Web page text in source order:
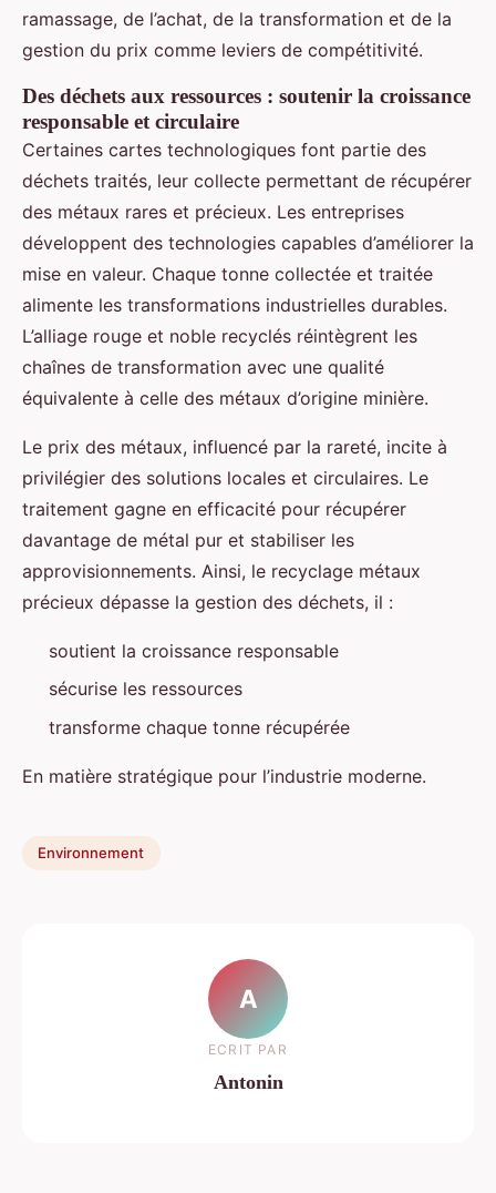
ramassage, de l’achat, de la transformation et de la
gestion du prix comme leviers de compétitivité.
Des déchets aux ressources : soutenir la croissance
responsable et circulaire
Certaines cartes technologiques font partie des
déchets traités, leur collecte permettant de récupérer
des métaux rares et précieux. Les entreprises
développent des technologies capables d’améliorer la
mise en valeur. Chaque tonne collectée et traitée
alimente les transformations industrielles durables.
L’alliage rouge et noble recyclés réintègrent les
chaînes de transformation avec une qualité
équivalente à celle des métaux d’origine minière.
Le prix des métaux, influencé par la rareté, incite à
privilégier des solutions locales et circulaires. Le
traitement gagne en efficacité pour récupérer
davantage de métal pur et stabiliser les
approvisionnements. Ainsi, le recyclage métaux
précieux dépasse la gestion des déchets, il :
soutient la croissance responsable
sécurise les ressources
transforme chaque tonne récupérée
En matière stratégique pour l’industrie moderne.
Environnement
A
ECRIT PAR
Antonin